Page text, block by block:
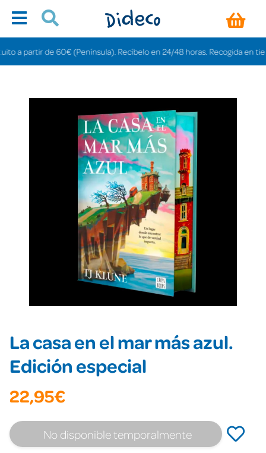
partir de 60€ (Península). Recíbelo en 24/48 horas. Recogida en
La casa en el mar más azul.
Edición especial
22,95€
No disponible temporalmente